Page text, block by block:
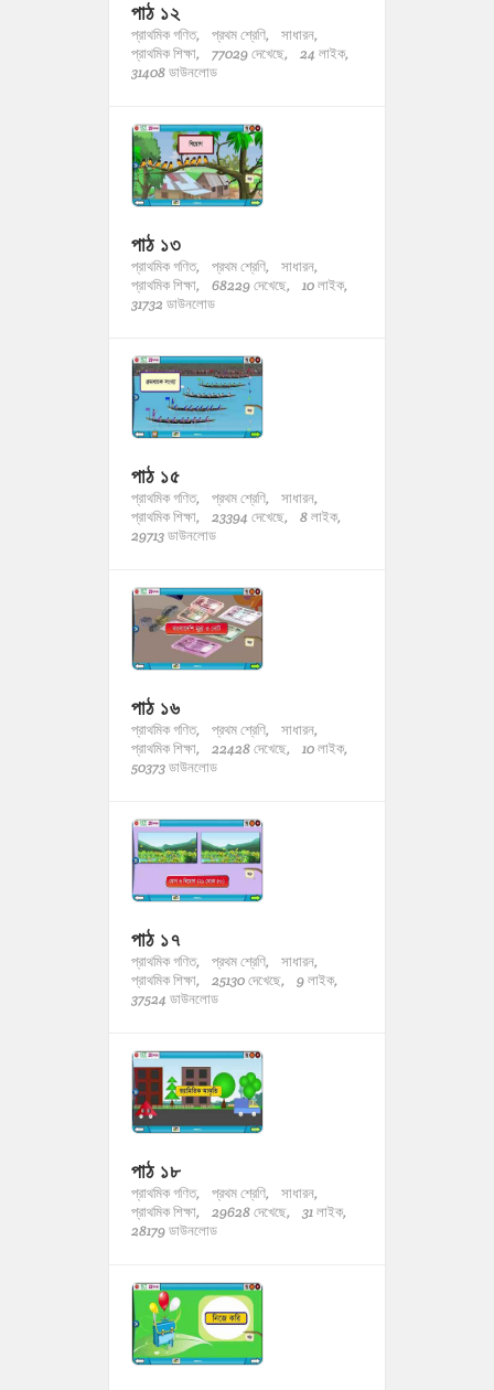
পাঠ ১২
প্রাথমিক গণিত, প্রথম শ্রেণি,
সাধারন,
প্রাথমিক শিক্ষা,
77029 দেখেছে,
24 লাইক,
31408 ডাউনলোড
পাঠ ১৩
প্রাথমিক গণিত, প্রথম শ্রেণি,
সাধারন,
প্রাথমিক শিক্ষা,
68229 দেখেছে,
10 লাইক,
31732 ডাউনলোড
পাঠ ১৫
প্রাথমিক গণিত, প্রথম শ্রেণি,
সাধারন,
প্রাথমিক শিক্ষা,
23394 দেখেছে,
8 লাইক,
29713 ডাউনলোড
পাঠ ১৬
প্রাথমিক গণিত, প্রথম শ্রেণি,
সাধারন,
প্রাথমিক শিক্ষা,
22428 দেখেছে,
10 লাইক,
50373 ডাউনলোড
পাঠ ১৭
প্রাথমিক গণিত, প্রথম শ্রেণি,
সাধারন,
প্রাথমিক শিক্ষা,
25130 দেখেছে,
9 লাইক,
37524 ডাউনলোড
পাঠ ১৮
প্রাথমিক গণিত, প্রথম শ্রেণি,
সাধারন,
প্রাথমিক শিক্ষা,
29628 দেখেছে,
31 লাইক,
28179 ডাউনলোড